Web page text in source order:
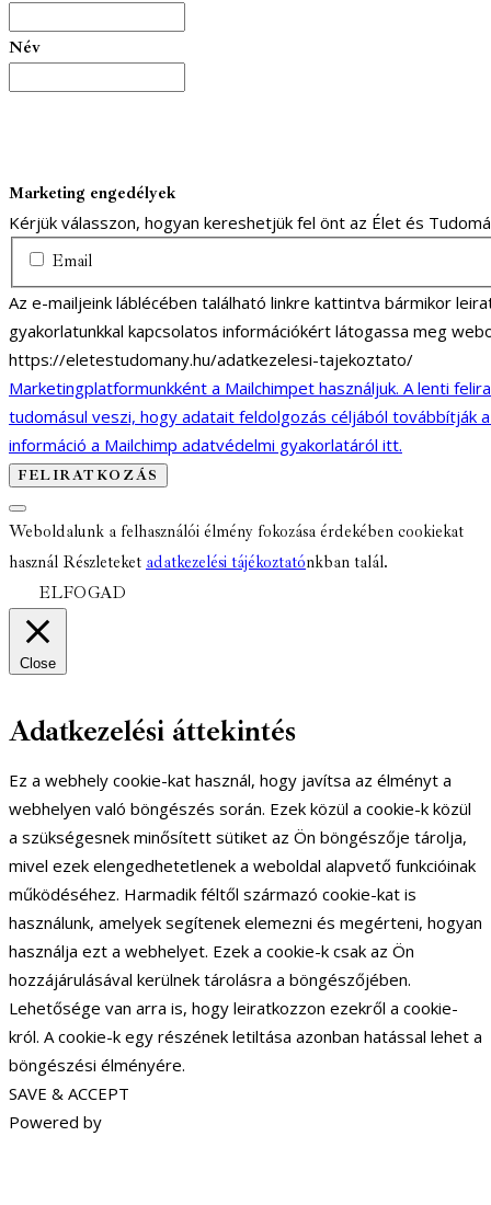
Név
Marketing engedélyek
Kérjük válasszon, hogyan kereshetjük fel önt az Élet és
Email
Az e-mailjeink láblécében található linkre kattintva bármikor
gyakorlatunkkal kapcsolatos információkért látogassa meg
https://eletestudomany.hu/adatkezelesi-tajekoztato/
Marketingplatformunkként a Mailchimpet használjuk. A lenti
tudomásul veszi, hogy adatait feldolgozás céljából továbbítják
információ a Mailchimp adatvédelmi gyakorlatáról itt.
Weboldalunk a felhasználói élmény fokozása érdekében cookiekat
használ Részleteket adatkezelési tájékoztatónkban talál.
ELFOGAD
Close
Adatkezelési áttekintés
Ez a webhely cookie-kat használ, hogy javítsa az élményt a
webhelyen való böngészés során. Ezek közül a cookie-k közül
a szükségesnek minősített sütiket az Ön böngészője tárolja,
mivel ezek elengedhetetlenek a weboldal alapvető funkcióinak
működéséhez. Harmadik féltől származó cookie-kat is
használunk, amelyek segítenek elemezni és megérteni, hogyan
használja ezt a webhelyet. Ezek a cookie-k csak az Ön
hozzájárulásával kerülnek tárolásra a böngészőjében.
Lehetősége van arra is, hogy leiratkozzon ezekről a cookie-
król. A cookie-k egy részének letiltása azonban hatással lehet a
böngészési élményére.
SAVE & ACCEPT
Powered by